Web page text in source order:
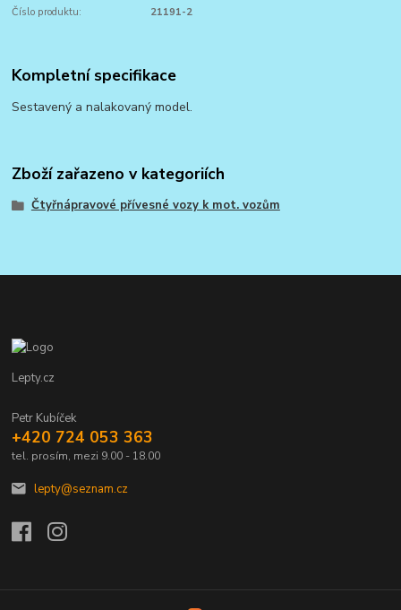
Číslo produktu: 21191-2
Kompletní specifikace
Sestavený a nalakovaný model.
Zboží zařazeno v kategoriích
Čtyřnápravové přívesné vozy k mot. vozům
Lepty.cz
Petr Kubíček
+420 724 053 363
tel. prosím, mezi 9.00 - 18.00
lepty@seznam.cz